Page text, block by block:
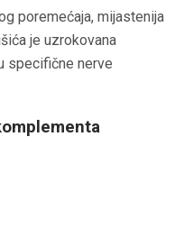
poremećaja, mijastenija
je uzrokovana
specifične nerve